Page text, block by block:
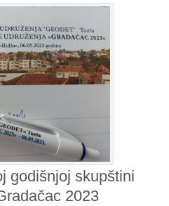
godišnjoj skupštini
2023